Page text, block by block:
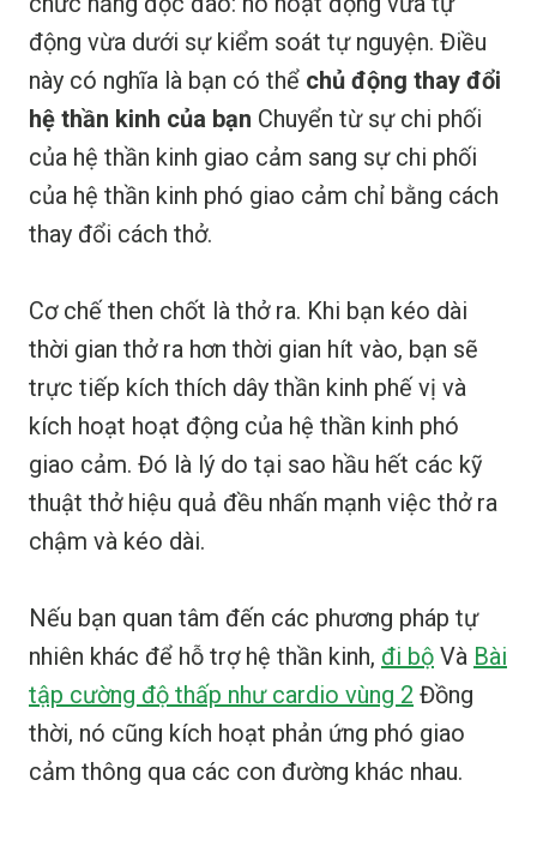
động vừa dưới sự kiểm soát tự nguyện. Điều
này có nghĩa là bạn có thể chủ động thay đổi
hệ thần kinh của bạn Chuyển từ sự chi phối
của hệ thần kinh giao cảm sang sự chi phối
của hệ thần kinh phó giao cảm chỉ bằng cách
thay đổi cách thở.
Cơ chế then chốt là thở ra. Khi bạn kéo dài
thời gian thở ra hơn thời gian hít vào, bạn sẽ
trực tiếp kích thích dây thần kinh phế vị và
kích hoạt hoạt động của hệ thần kinh phó
giao cảm. Đó là lý do tại sao hầu hết các kỹ
thuật thở hiệu quả đều nhấn mạnh việc thở ra
chậm và kéo dài.
Nếu bạn quan tâm đến các phương pháp tự
nhiên khác để hỗ trợ hệ thần kinh, đi bộ Và Bài
tập cường độ thấp như cardio vùng 2 Đồng
thời, nó cũng kích hoạt phản ứng phó giao
cảm thông qua các con đường khác nhau.